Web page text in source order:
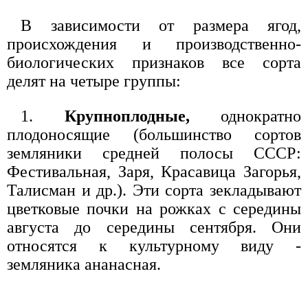
В зависимости от размера ягод,
происхождения и производственно-
биологических признаков все сорта
делят на четыре группы:
1. Крупноплодные, однократно
плодоносящие (большинство сортов
земляники средней полосы СССР:
Фестивальная, Заря, Красавица Загорья,
Талисман и др.). Эти сорта зекладывают
цветковые почки на рожках с середины
августа до середины сентября. Они
относятся к культурному виду -
земляника ананасная.